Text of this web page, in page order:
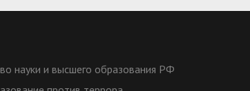
науки и высшего образования РФ